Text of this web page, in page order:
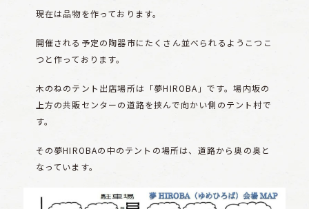
現在は品物を作っております。
開催される予定の陶器市にたくさん並べられるようこつこ
つと作っております。
木のねのテント出店場所は「夢HIROBA」です。場内坂の
上方の共販センターの道路を挟んで向かい側のテント村で
す。
その夢HIROBAの中のテントの場所は、道路から奥の奥と
なっています。